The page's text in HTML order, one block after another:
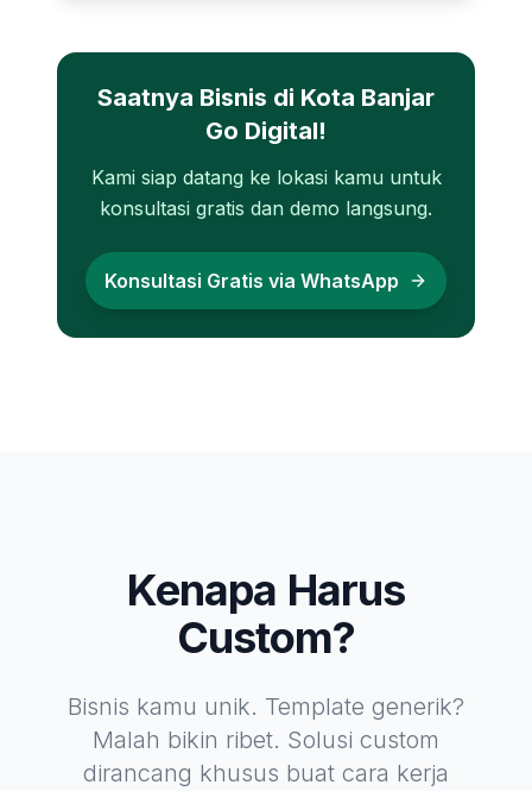
Saatnya Bisnis di Kota Banjar
Go Digital!
Kami siap datang ke lokasi kamu untuk
konsultasi gratis dan demo langsung.
Konsultasi Gratis via WhatsApp
Kenapa Harus
Custom?
Bisnis kamu unik. Template generik?
Malah bikin ribet. Solusi custom
dirancang khusus buat cara kerja